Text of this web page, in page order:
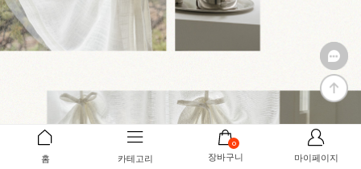
홈 카테고리
0
장바구니 마이페이지